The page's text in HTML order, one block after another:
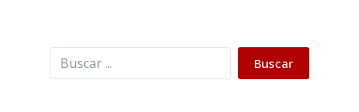
Buscar Buscar